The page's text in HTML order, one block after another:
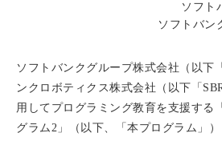
ソフト
ソフトバン
ソフトバンクグループ株式会社（以下
ンクロボティクス株式会社（以下「
用してプログラミング教育を支援する
グラム2」（以下、「本プログラム」